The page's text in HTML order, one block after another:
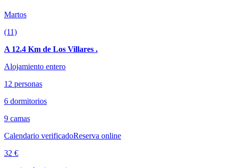
Martos
(11)
A 12.4 Km de Los Villares .
Alojamiento entero
12 personas
6 dormitorios
9 camas
Calendario verificadoReserva online
32 €